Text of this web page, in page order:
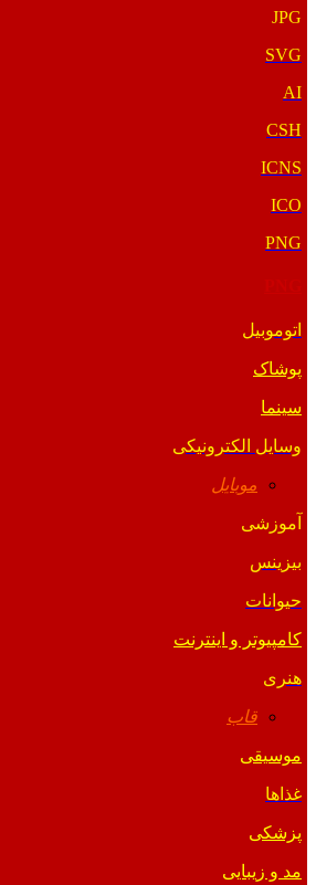
JPG
SVG
AI
CSH
ICNS
ICO
PNG
اتوموبیل
پوشاک
سینما
وسایل الکترونیکی
موبایل
آموزشی
بیزینس
حیوانات
کامپیوتر و اینترنت
هنری
قاب
موسیقی
غذاها
پزشکی
مد و زیبایی